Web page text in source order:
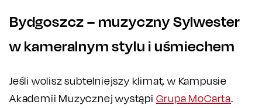
Bydgoszcz – muzyczny Sylwester
w kameralnym stylu i uśmiechem
Jeśli wolisz subtelniejszy klimat, w Kampusie
Akademii Muzycznej wystąpi Grupa MoCarta.